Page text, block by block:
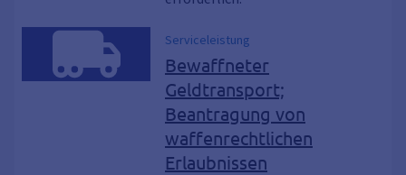
Serviceleistung
Bewaffneter
Geldtransport;
Beantragung von
waffenrechtlichen
Erlaubnissen